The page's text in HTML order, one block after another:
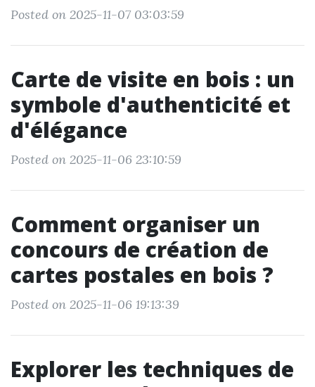
Posted on 2025-11-07 03:03:59
Carte de visite en bois : un
symbole d'authenticité et
d'élégance
Posted on 2025-11-06 23:10:59
Comment organiser un
concours de création de
cartes postales en bois ?
Posted on 2025-11-06 19:13:39
Explorer les techniques de